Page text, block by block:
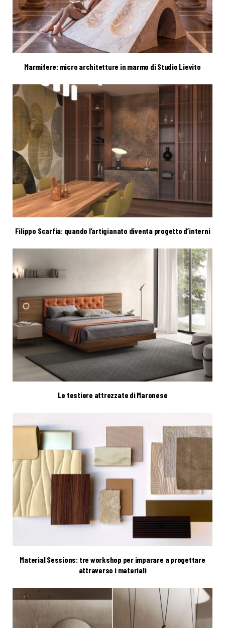
Marmifere: micro architetture in marmo di Studio Lievito
Filippo Scarfia: quando l’artigianato diventa progetto d’interni
Le testiere attrezzate di Maronese
Material Sessions: tre workshop per imparare a progettare
attraverso i materiali